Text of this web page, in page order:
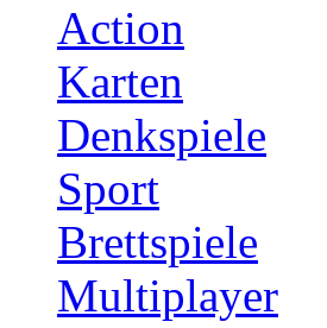
Action
Karten
Denkspiele
Sport
Brettspiele
Multiplayer